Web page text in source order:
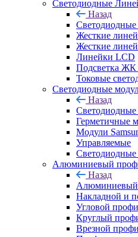
Светодиодные
Назад
Жесткие
Жесткие
Линейки LCD
Подсветка
Токовые
Светодиодные
Назад
Светодиодные
Герметичные
Модули
Управляемые
Светодиодные
Алюминиевый
Назад
Алюминиевый
Накладной и
Угловой
Круглый
Врезной